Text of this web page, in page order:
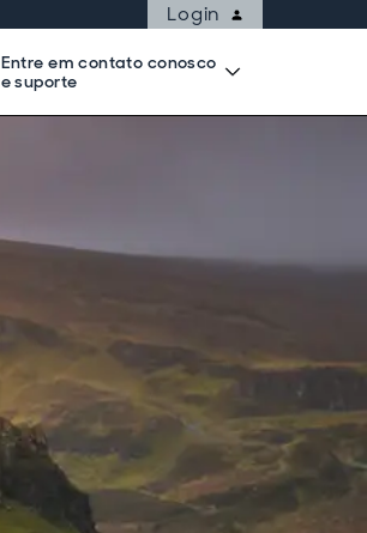
Login
Entre em contato conosco
e suporte